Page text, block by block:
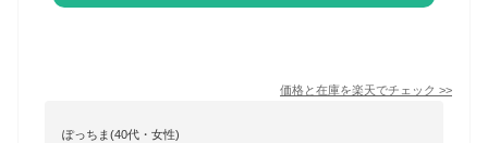
価格と在庫を楽天でチェック >>
ぽっちま(40代・女性)